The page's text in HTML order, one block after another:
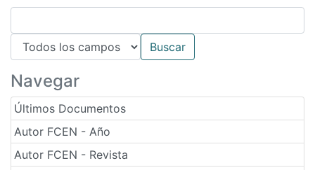
Navegar
Últimos Documentos
Autor FCEN - Año
Autor FCEN - Revista